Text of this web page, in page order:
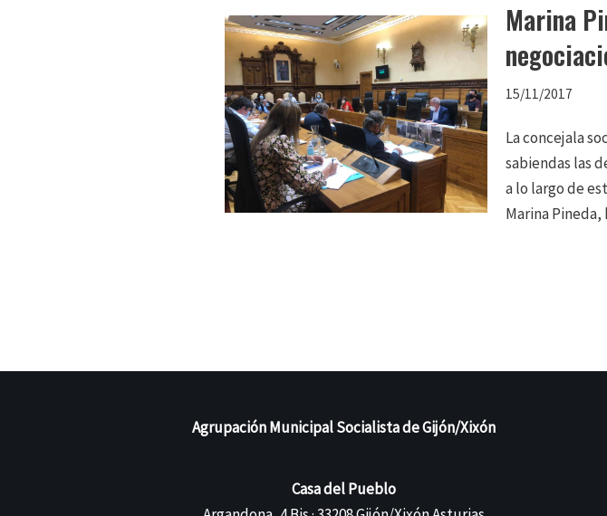
Marina
15/11/2017
La concejala
sabiendas las
a lo largo de
Marina
Agrupación Municipal Socialista de Gijón/Xixón
Casa del Pueblo